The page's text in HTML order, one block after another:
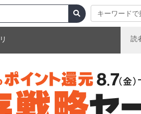
キーワードで
読